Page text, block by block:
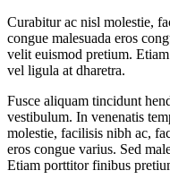
Curabitur ac nisl molestie,
congue malesuada eros
velit euismod pretium.
vel ligula at dharetra.
Fusce aliquam tincidunt
vestibulum. In venenatis
molestie, facilisis nibh ac,
eros congue varius. Sed
Etiam porttitor finibus